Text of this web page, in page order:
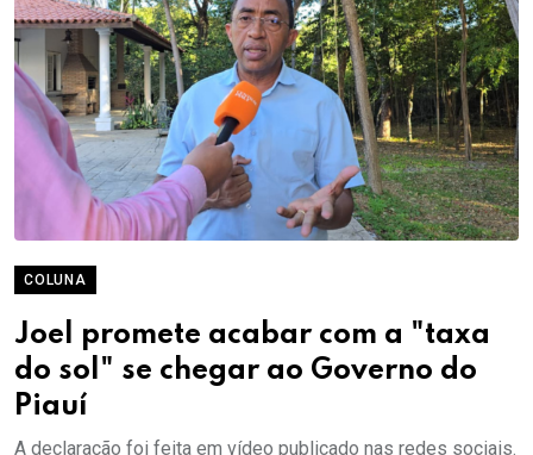
COLUNA
Joel promete acabar com a "taxa
do sol" se chegar ao Governo do
Piauí
A declaração foi feita em vídeo publicado nas redes sociais.